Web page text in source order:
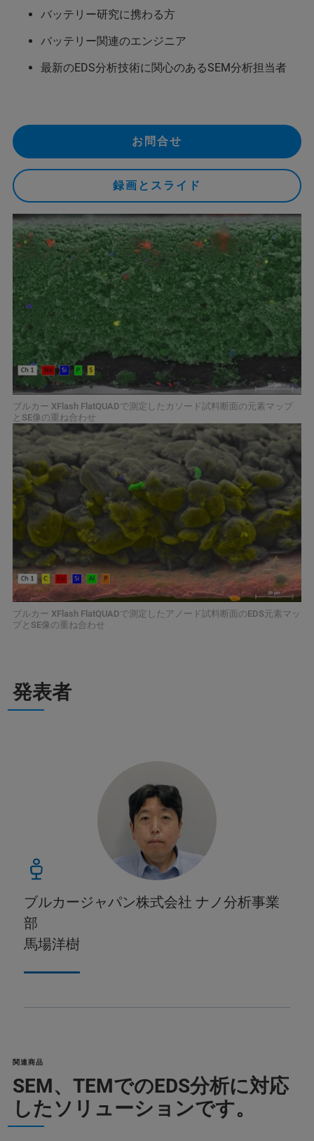
バッテリー研究に携わる方
バッテリー関連のエンジニア
最新のEDS分析技術に関心のあるSEM分析担当者
お問合せ
録画とスライド
ブルカー XFlash FlatQUADで測定したカソード試料断面の元素マップ
とSE像の重ね合わせ
ブルカー XFlash FlatQUADで測定したアノード試料断面のEDS元素マッ
プとSE像の重ね合わせ
発表者
ブルカージャパン株式会社 ナノ分析事業
部
馬場洋樹
関連商品
SEM、TEMでのEDS分析に対応
したソリューションです。